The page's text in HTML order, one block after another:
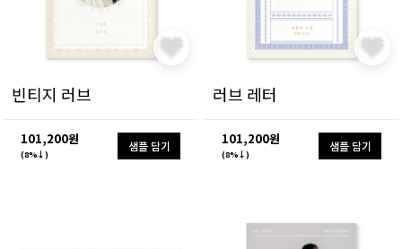
빈티지 러브
101,200원
(8%↓)
샘플 담기
러브 레터
101,200원
(8%↓)
샘플 담기